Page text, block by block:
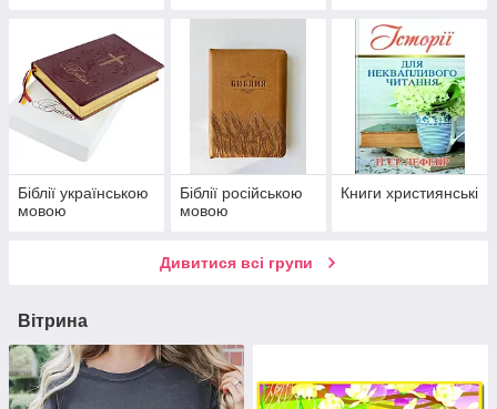
Біблії українською
мовою
Біблії російською
мовою
Книги християнські
Дивитися всі групи
Вітрина